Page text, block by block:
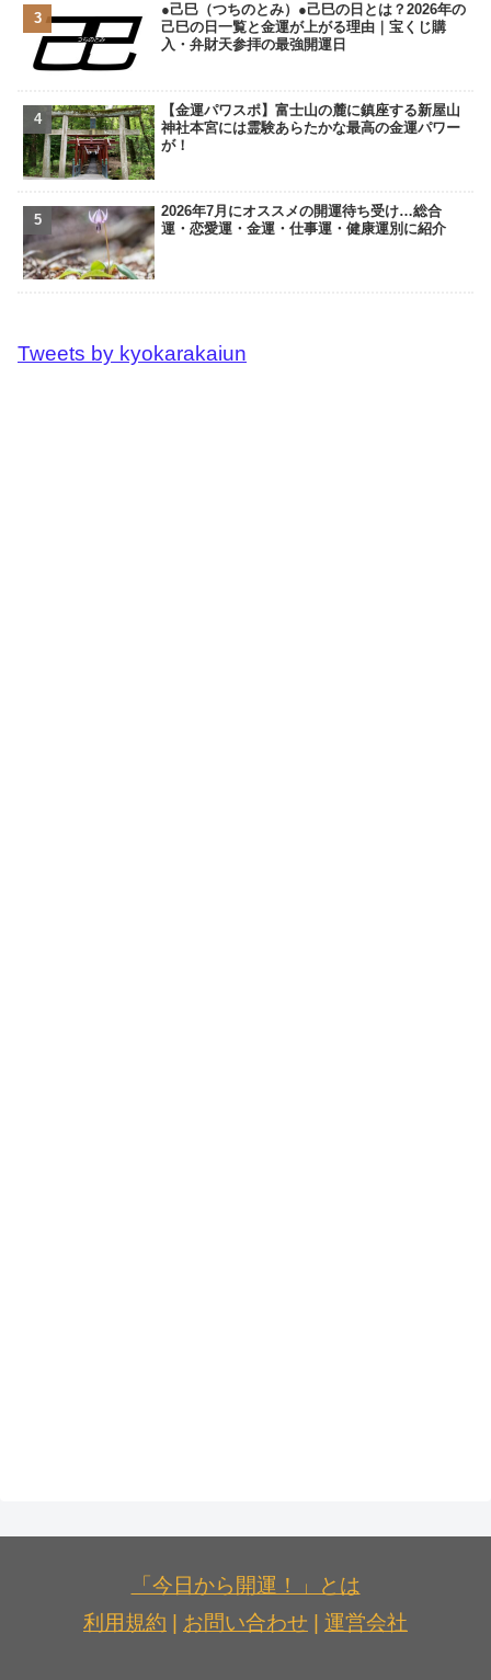
●己巳（つちのとみ）●己巳の日とは？2026年の
己巳の日一覧と金運が上がる理由｜宝くじ購
入・弁財天参拝の最強開運日
【金運パワスポ】富士山の麓に鎮座する新屋山
神社本宮には霊験あらたかな最高の金運パワー
が！
2026年7月にオススメの開運待ち受け…総合
運・恋愛運・金運・仕事運・健康運別に紹介
Tweets by kyokarakaiun
「今日から開運！」とは
利用規約
お問い合わせ 運営会社